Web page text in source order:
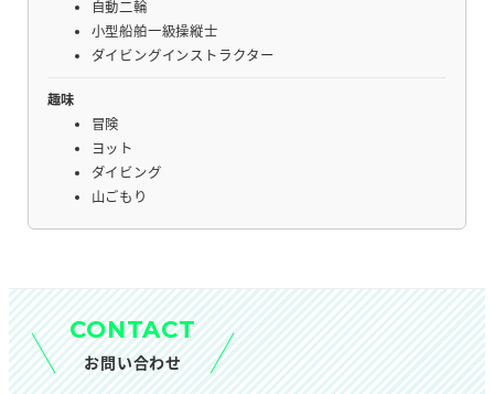
自動二輪
小型船舶一級操縦士
ダイビングインストラクター
趣味
冒険
ヨット
ダイビング
山ごもり
CONTACT
お問い合わせ